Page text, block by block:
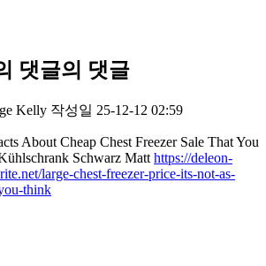
댓글의 댓글
Kelly 작성일 25-12-12 02:59
About Cheap Chest Freezer Sale That You
Schwarz Matt https://deleon-
large-chest-freezer-price-its-not-as-
think